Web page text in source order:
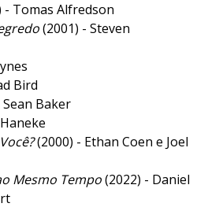
- Tomas Alfredson
(2001) - Steven
Bird
Baker
(2000) - Ethan Coen e Joel
Mesmo Tempo(2022) - Daniel